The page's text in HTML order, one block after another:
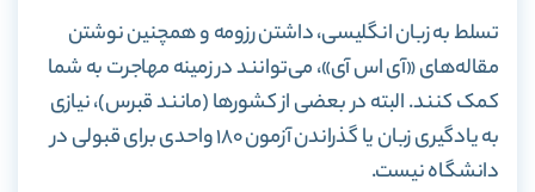
تسلط به زبان انگلیسی، داشتن رزومه و همچنین نوشتن
مقاله‌های «آی اس آی»، می‌توانند در زمینه مهاجرت به شما
کمک کنند. البته در بعضی از کشورها (مانند قبرس)، نیازی
به یادگیری زبان یا گذراندن آزمون ۱۸۰ واحدی برای قبولی در
دانشگاه نیست.